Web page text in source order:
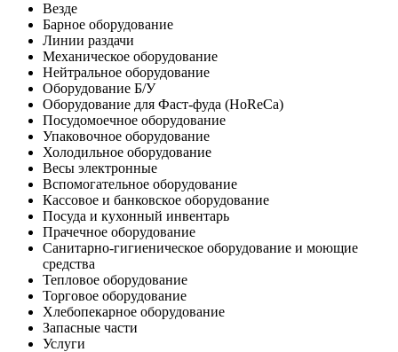
Везде
Барное оборудование
Линии раздачи
Механическое оборудование
Нейтральное оборудование
Оборудование Б/У
Оборудование для Фаст-фуда (HoReCa)
Посудомоечное оборудование
Упаковочное оборудование
Холодильное оборудование
Весы электронные
Вспомогательное оборудование
Кассовое и банковское оборудование
Посуда и кухонный инвентарь
Прачечное оборудование
Санитарно-гигиеническое оборудование и моющие
средства
Тепловое оборудование
Торговое оборудование
Хлебопекарное оборудование
Запасные части
Услуги